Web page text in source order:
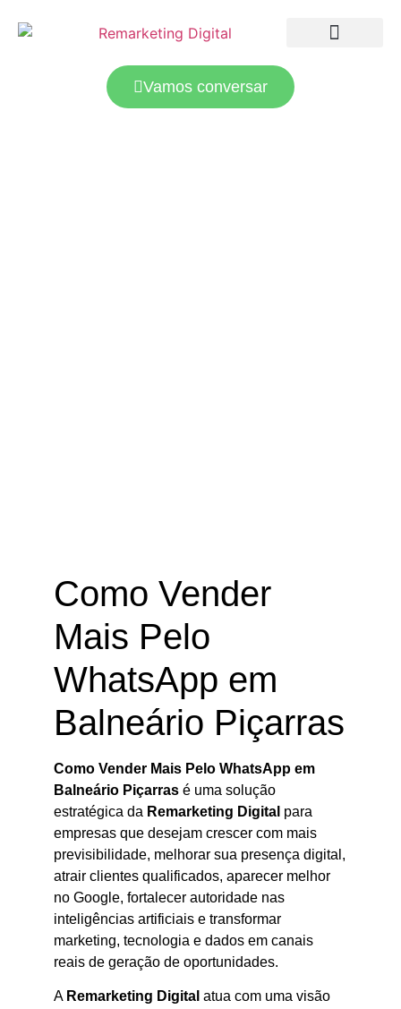
Vamos conversar
Como Vender
Mais Pelo
WhatsApp em
Balneário Piçarras
Como Vender Mais Pelo WhatsApp em
Balneário Piçarras é uma solução
estratégica da Remarketing Digital para
empresas que desejam crescer com mais
previsibilidade, melhorar sua presença digital,
atrair clientes qualificados, aparecer melhor
no Google, fortalecer autoridade nas
inteligências artificiais e transformar
marketing, tecnologia e dados em canais
reais de geração de oportunidades.
A Remarketing Digital atua com uma visão